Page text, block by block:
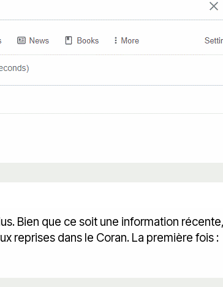
Bien que ce soit une information
reprises dans le Coran. La première fois :